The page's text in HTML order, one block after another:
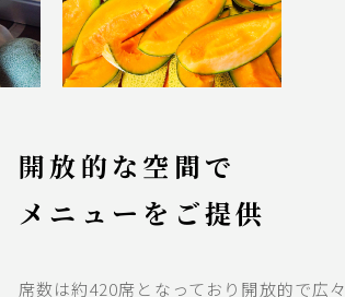
開放的な空間で
メニューをご提供
席数は約420席となっており開放的で広々